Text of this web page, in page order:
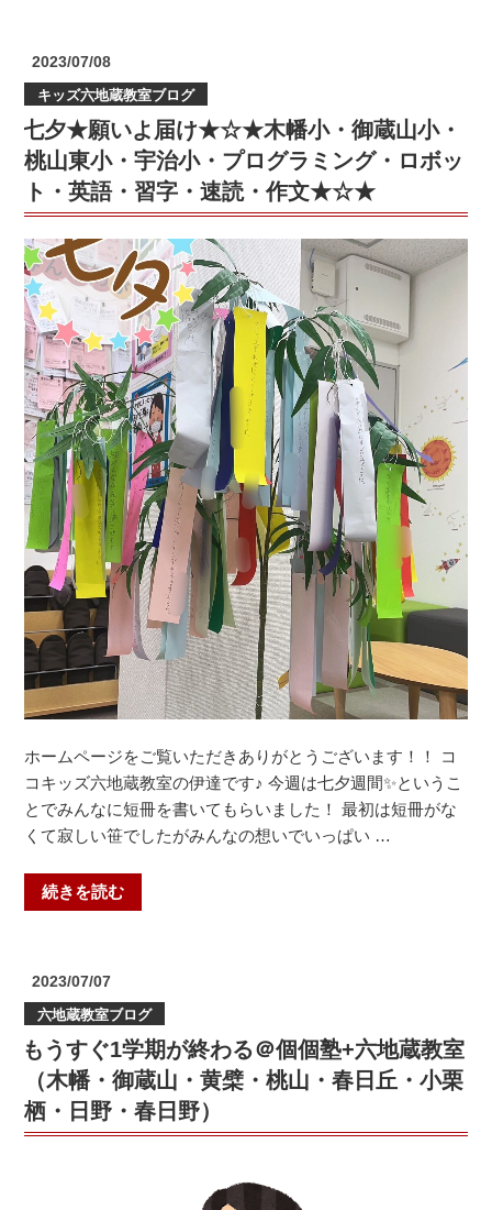
小
＃
音
羽
小
＃
山
階
南
小”
の
中・
音
羽
中・
洛
東
高
校・
日
吉
ヶ
丘
高
校・
ロ
ボ
ッ
ト・
プ
ロ
グ
ラ
ミ
ン
グ）”
の
い
夏
を！
「夏
期
講
習」
受
付
中！
🔥
＠
個
個
塾
ひ
ら
か
た
中
教
室
宮
中、
山
田
枚
中】”
の
投
日:
2023/07/08
キッズ六地蔵教室ブログ
七夕★願いよ届け★☆★木幡小・御蔵山小・
桃山東小・宇治小・プログラミング・ロボッ
ト・英語・習字・速読・作文★☆★
ホームページをご覧いただきありがとうございます！！ コ
コキッズ六地蔵教室の伊達です♪ 今週は七夕週間✨というこ
とでみんなに短冊を書いてもらいました！ 最初は短冊がな
くて寂しい笹でしたがみんなの想いでいっぱい …
“七
夕
よ
届
け
★☆★
木
続きを読む
投
日:
2023/07/07
六地蔵教室ブログ
もうすぐ1学期が終わる＠個個塾+六地蔵教室
（木幡・御蔵山・黄檗・桃山・春日丘・小栗
栖・日野・春日野）